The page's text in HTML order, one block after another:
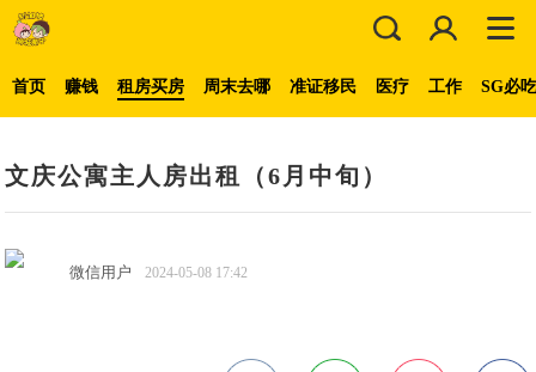
首页 赚钱 租房买房 周末去哪 准证移民 医疗 工作 SG必
文庆公寓主人房出租（6月中旬）
微信用户 2024-05-08 17:42